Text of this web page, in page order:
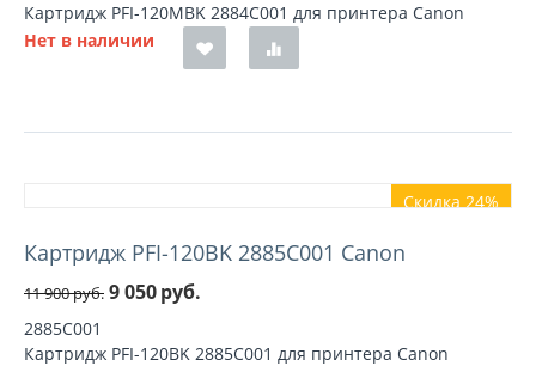
Картридж PFI-120MBK 2884C001 для принтера Canon
Нет в наличии
Скидка 24%
Картридж PFI-120BK 2885C001 Canon
11 900руб. 9 050руб.
2885C001
Картридж PFI-120BK 2885C001 для принтера Canon